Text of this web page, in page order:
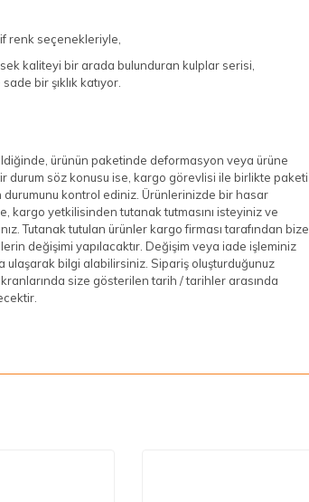
renk seçenekleriyle,
kaliteyi bir arada bulunduran kulplar serisi,
bir şıklık katıyor.
ürünün paketinde deformasyon veya ürüne
durum söz konusu ise, kargo görevlisi ile birlikte paketi
kontrol ediniz. Ürünlerinizde bir hasar
kargo yetkilisinden tutanak tutmasını isteyiniz ve
Tutanak tutulan ürünler kargo firması tarafından bize
değişimi yapılacaktır. Değişim veya iade işleminiz
ulaşarak bilgi alabilirsiniz. Sipariş oluşturduğunuz
size gösterilen tarih / tarihler arasında